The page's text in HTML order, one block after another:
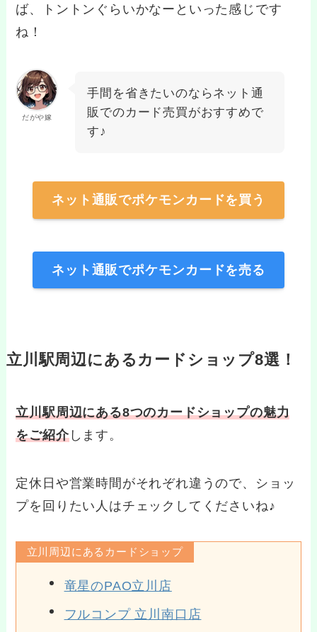
ば、トントンぐらいかなーといった感じです
ね！
だがや嫁
手間を省きたいのならネット通
販でのカード売買がおすすめで
す♪
ネット通販でポケモンカードを買う
ネット通販でポケモンカードを売る
立川駅周辺にあるカードショップ8選！
立川駅周辺にある8つのカードショップの魅力
をご紹介します。
定休日や営業時間がそれぞれ違うので、ショッ
プを回りたい人はチェックしてくださいね♪
立川周辺にあるカードショップ
竜星のPAO立川店
フルコンプ 立川南口店